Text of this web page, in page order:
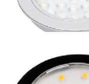
СВЕТОДИОДНЫЙ
IP20
840р.
СВЕТОДИОДНЫЙ
IP20, 24 ДИОДА